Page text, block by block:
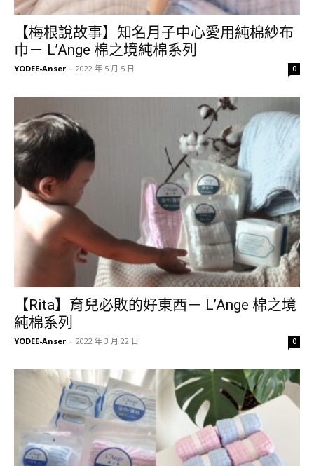
【梅根說故事】知名月子中心愛用純棉紗布
巾－ L’Ange 棉之境純棉系列
YODEE-Anser - 2022 年 5 月 5 日 0
【Rita】育兒必敗的好東西－ L’Ange 棉之境
純棉系列
YODEE-Anser - 2022 年 3 月 22 日 0